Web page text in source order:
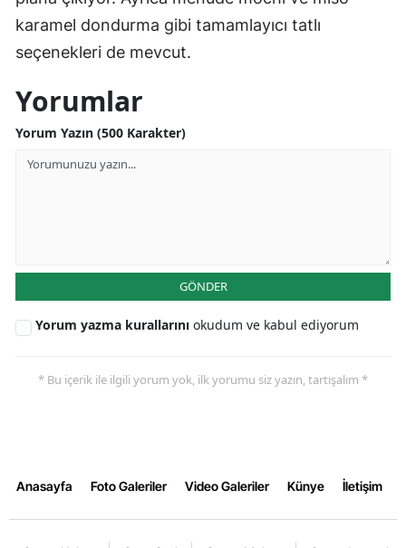
karamel dondurma gibi tamamlayıcı tatlı
seçenekleri de mevcut.
Yorumlar
Yorum Yazın (500 Karakter)
GÖNDER
Yorum yazma kurallarını okudum ve kabul ediyorum
* Bu içerik ile ilgili yorum yok, ilk yorumu siz yazın, tartışalım *
Anasayfa Foto Galeriler Video Galeriler Künye İletişim